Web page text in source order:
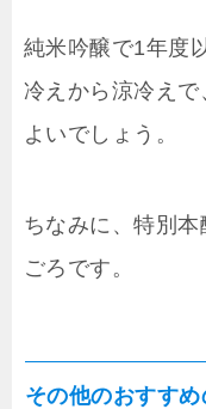
純米吟醸で1年度
冷えから涼冷え
よいでしょう。
ちなみに、特別
ごろです。
その他のおすすめ